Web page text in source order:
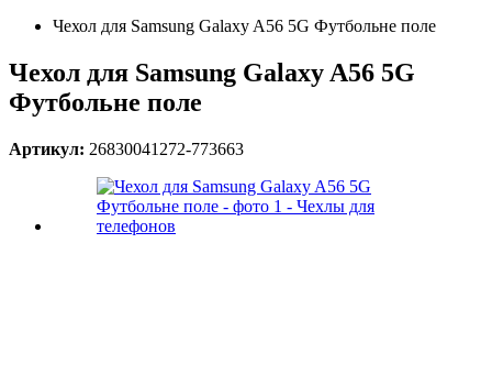
Чехол для Samsung Galaxy A56 5G Футбольне поле
Чехол для Samsung Galaxy A56 5G
Футбольне поле
Артикул: 26830041272-773663